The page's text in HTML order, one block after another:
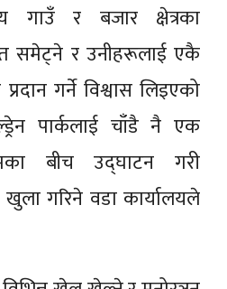
गाउँ र बजार क्षेत्रका
समेट्ने र उनीहरूलाई एकै
गर्ने विश्वास लिइएको
पार्कलाई चाँडै नै एक
बीच उद्घाटन गरी
गरिने वडा कार्यालयले